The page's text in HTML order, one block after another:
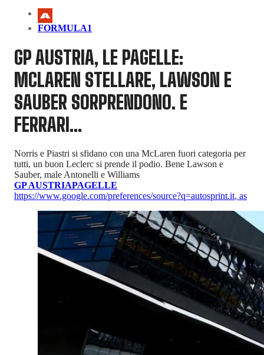
FORMULA1
GP AUSTRIA, LE PAGELLE:
MCLAREN STELLARE, LAWSON E
SAUBER SORPRENDONO. E
FERRARI...
Norris e Piastri si sfidano con una McLaren fuori categoria per
tutti, un buon Leclerc si prende il podio. Bene Lawson e
Sauber, male Antonelli e Williams
GP AUSTRIAPAGELLE
https://www.google.com/preferences/source?q=autosprint.it, as